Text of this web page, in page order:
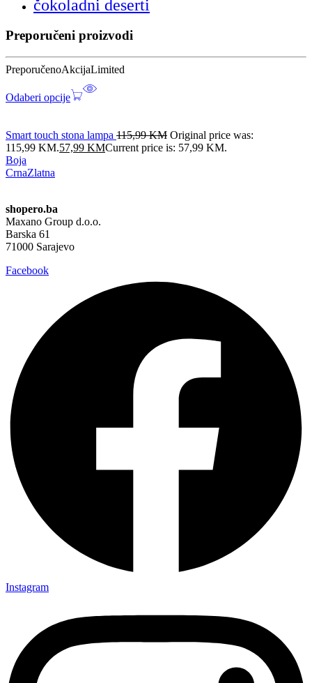
čokoladni deserti
Preporučeni proizvodi
PreporučenoAkcijaLimited
Odaberi opcije
Smart touch stona lampa 115,99KM Original price was:
115,99 KM.57,99 KMCurrent price is: 57,99 KM.
Boja
CrnaZlatna
shopero.ba
Maxano Group d.o.o.
Barska 61
71000 Sarajevo
Facebook
Instagram